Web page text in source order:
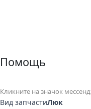
Помощь
Кликните на значок
Вид запчастиЛюк